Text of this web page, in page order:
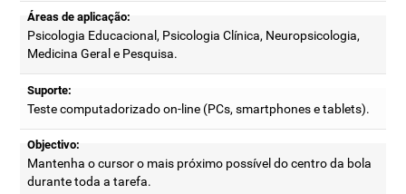
Áreas de aplicação:
Psicologia Educacional, Psicologia Clínica, Neuropsicologia,
Medicina Geral e Pesquisa.
Suporte:
Teste computadorizado on-line (PCs, smartphones e tablets).
Objectivo:
Mantenha o cursor o mais próximo possível do centro da bola
durante toda a tarefa.